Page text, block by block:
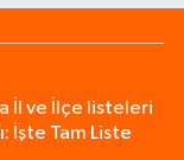
İl ve İlçe listeleri
İşte Tam Liste